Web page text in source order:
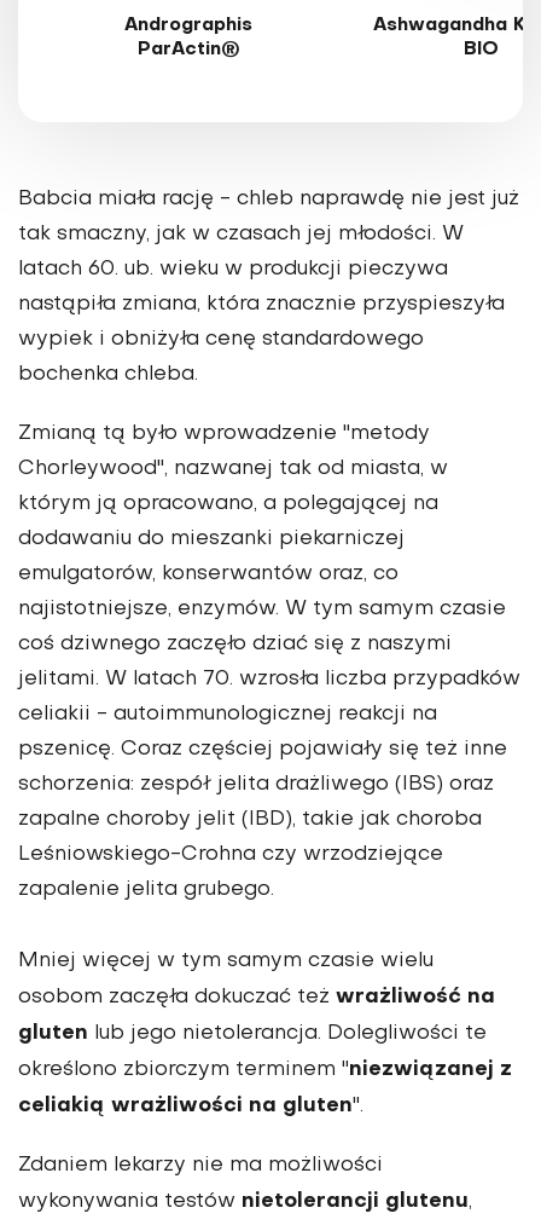
Andrographis
ParActin®
Ashwagandha
BIO
Babcia miała rację - chleb naprawdę nie jest już
tak smaczny, jak w czasach jej młodości. W
latach 60. ub. wieku w produkcji pieczywa
nastąpiła zmiana, która znacznie przyspieszyła
wypiek i obniżyła cenę standardowego
bochenka chleba.
Zmianą tą było wprowadzenie "metody
Chorleywood", nazwanej tak od miasta, w
którym ją opracowano, a polegającej na
dodawaniu do mieszanki piekarniczej
emulgatorów, konserwantów oraz, co
najistotniejsze, enzymów. W tym samym czasie
coś dziwnego zaczęło dziać się z naszymi
jelitami. W latach 70. wzrosła liczba przypadków
celiakii - autoimmunologicznej reakcji na
pszenicę. Coraz częściej pojawiały się też inne
schorzenia: zespół jelita drażliwego (IBS) oraz
zapalne choroby jelit (IBD), takie jak choroba
Leśniowskiego-Crohna czy wrzodziejące
zapalenie jelita grubego.
Mniej więcej w tym samym czasie wielu
osobom zaczęła dokuczać też wrażliwość na
gluten lub jego nietolerancja. Dolegliwości te
określono zbiorczym terminem "niezwiązanej z
celiakią wrażliwości na gluten".
Zdaniem lekarzy nie ma możliwości
wykonywania testów nietolerancji glutenu,